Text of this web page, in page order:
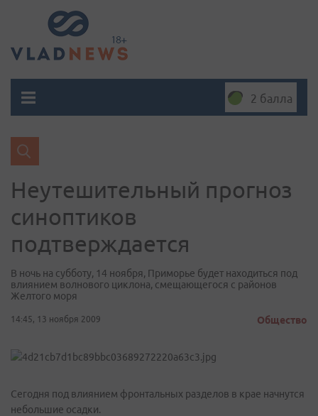
2 балла
Неутешительный прогноз
синоптиков
подтверждается
В ночь на субботу, 14 ноября, Приморье будет находиться под
влиянием волнового циклона, смещающегося с районов
Желтого моря
14:45, 13 ноября 2009 Общество
Сегодня под влиянием фронтальных разделов в крае начнутся
небольшие осадки.